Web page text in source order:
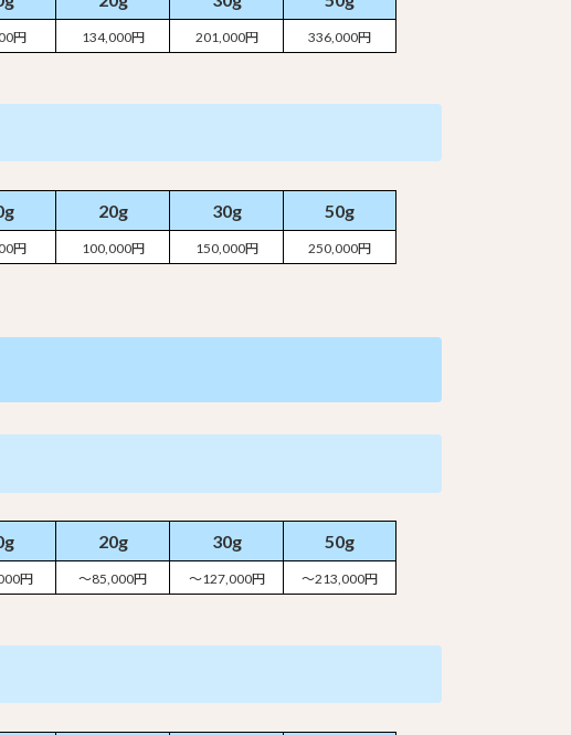
円 134,000円 201,000円 336,000円
20g 30g 50g
円 100,000円 150,000円 250,000円
20g 30g 50g
円 ～85,000円 ～127,000円 ～213,000円